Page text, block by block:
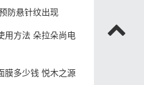
防悬针纹出现
用方法 朵拉朵尚电
膜多少钱 悦木之源